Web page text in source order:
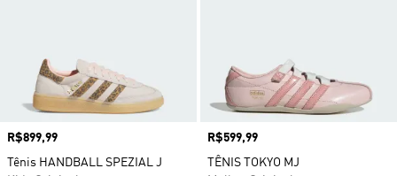
Preço
R$899,99
Tênis HANDBALL SPEZIAL J
Preço
R$599,99
TÊNIS TOKYO MJ